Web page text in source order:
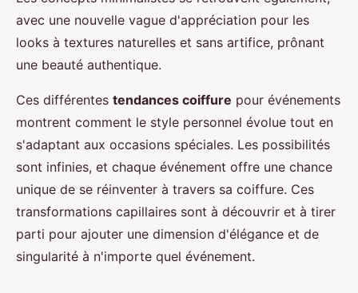
avec une nouvelle vague d'appréciation pour les
looks à textures naturelles et sans artifice, prônant
une beauté authentique.
Ces différentes tendances coiffure pour événements
montrent comment le style personnel évolue tout en
s'adaptant aux occasions spéciales. Les possibilités
sont infinies, et chaque événement offre une chance
unique de se réinventer à travers sa coiffure. Ces
transformations capillaires sont à découvrir et à tirer
parti pour ajouter une dimension d'élégance et de
singularité à n'importe quel événement.